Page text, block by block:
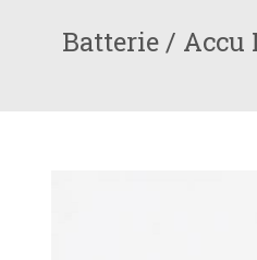
Batterie / Accu